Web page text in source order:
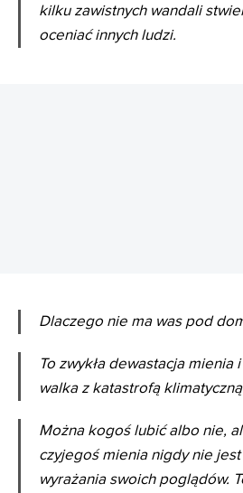
kilku zawistnych wandali
oceniać innych ludzi.
Dlaczego nie ma was pod
To zwykła dewastacja mienia
walka z katastrofą
Można kogoś lubić albo nie,
czyjegoś mienia nigdy nie jest
wyrażania swoich poglądów.